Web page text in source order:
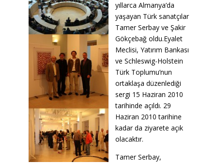
yıllarca Almanya’da
yaşayan Türk sanatçılar
Tamer Serbay ve Şakir
Gökçebağ oldu.Eyalet
Meclisi, Yatırım Bankası
ve Schleswig-Holstein
Türk Toplumu’nun
ortaklaşa düzenlediği
sergi 15 Haziran 2010
tarihinde açıldı. 29
Haziran 2010 tarihine
kadar da ziyarete açık
olacaktır.
Tamer Serbay,